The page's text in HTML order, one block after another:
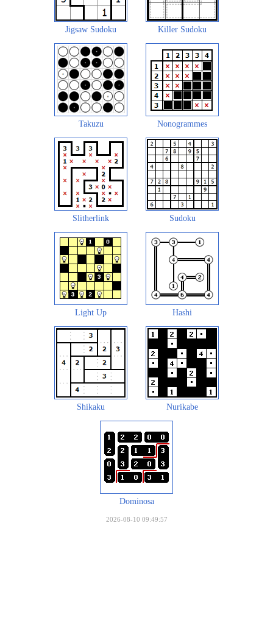
Jigsaw Sudoku Killer Sudoku
Takuzu Nonogrammes
Slitherlink Sudoku
Light Up Hashi
Shikaku Nurikabe
Dominosa
2026-08-10 09:49:57